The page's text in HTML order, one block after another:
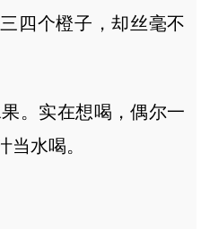
四个橙子，却丝毫不
。实在想喝，偶尔一
当水喝。